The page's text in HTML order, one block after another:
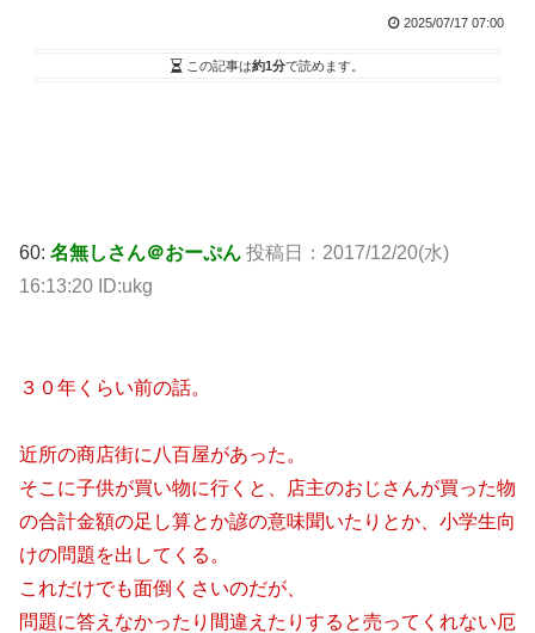
2025/07/17 07:00
この記事は約1分で読めます。
60: 名無しさん＠おーぷん 投稿日： 2017/12/20(水)
16:13:20 ID:ukg
３０年くらい前の話。
近所の商店街に八百屋があった。
そこに子供が買い物に行くと、店主のおじさんが買った物
の合計金額の足し算とか諺の意味聞いたりとか、小学生向
けの問題を出してくる。
これだけでも面倒くさいのだが、
問題に答えなかったり間違えたりすると売ってくれない厄